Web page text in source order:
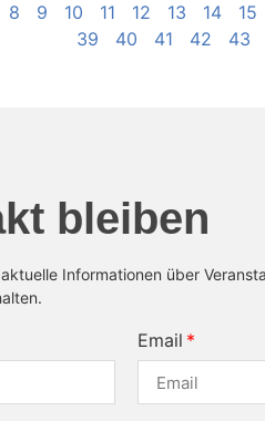
8 9 10 11 12 13 14 15
39
40 41 42 43
bleiben
Informationen über
Email